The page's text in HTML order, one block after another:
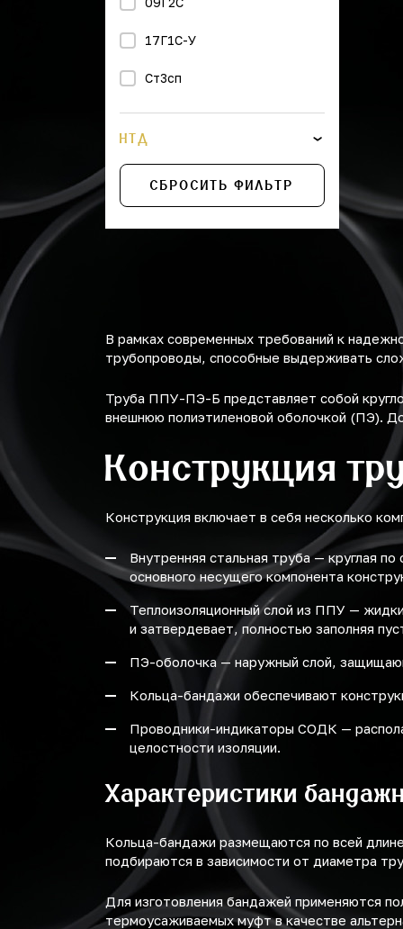
17Г1С-У
Ст3сп
НТД
СБРОСИТЬ ФИЛЬТР
В рамках современных требований к
трубопроводы, способные выдерживать
Труба ППУ-ПЭ-Б представляет собой
внешнюю полиэтиленовой оболочкой (ПЭ).
Конструкция
Конструкция включает в себя несколько
Внутренняя стальная труба — круглая
основного несущего компонента
Теплоизоляционный слой из ППУ —
и затвердевает, полностью заполняя
ПЭ-оболочка — наружный слой,
Кольца-бандажи обеспечивают
Проводники-индикаторы СОДК —
целостности изоляции.
Характеристики
Кольца-бандажи размещаются по всей
подбираются в зависимости от диаметра
Для изготовления бандажей применяются
термоусаживаемых муфт в качестве